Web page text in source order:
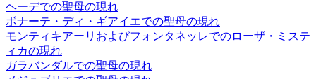
ヘーデでの聖母の現れ
ボナーテ・ディ・ギアイエでの聖母の現れ
モンティキアーリおよびフォンタネッレでのローザ・ミステ
ィカの現れ
ガラバンダルでの聖母の現れ